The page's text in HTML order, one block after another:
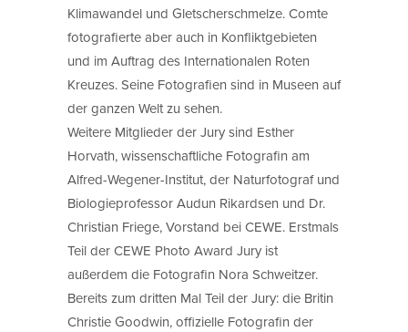
Klimawandel und Gletscherschmelze. Comte
fotografierte aber auch in Konfliktgebieten
und im Auftrag des Internationalen Roten
Kreuzes. Seine Fotografien sind in Museen auf
der ganzen Welt zu sehen.
Weitere Mitglieder der Jury sind Esther
Horvath, wissenschaftliche Fotografin am
Alfred-Wegener-Institut, der Naturfotograf und
Biologieprofessor Audun Rikardsen und Dr.
Christian Friege, Vorstand bei CEWE. Erstmals
Teil der CEWE Photo Award Jury ist
außerdem die Fotografin Nora Schweitzer.
Bereits zum dritten Mal Teil der Jury: die Britin
Christie Goodwin, offizielle Fotografin der